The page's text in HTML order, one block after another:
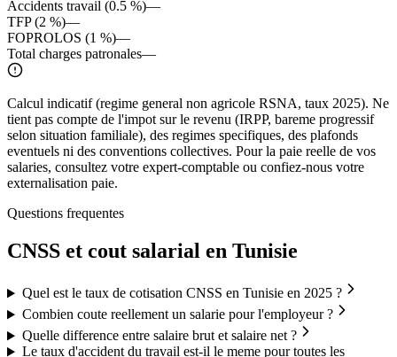
Accidents travail (0.5 %)—
TFP (2 %)—
FOPROLOS (1 %)—
Total charges patronales—
Calcul indicatif (regime general non agricole RSNA, taux 2025). Ne
tient pas compte de l'impot sur le revenu (IRPP, bareme progressif
selon situation familiale), des regimes specifiques, des plafonds
eventuels ni des conventions collectives. Pour la paie reelle de vos
salaries, consultez votre expert-comptable ou confiez-nous votre
externalisation paie.
Questions frequentes
CNSS et cout salarial en Tunisie
Quel est le taux de cotisation CNSS en Tunisie en 2025 ?
Combien coute reellement un salarie pour l'employeur ?
Quelle difference entre salaire brut et salaire net ?
Le taux d'accident du travail est-il le meme pour toutes les